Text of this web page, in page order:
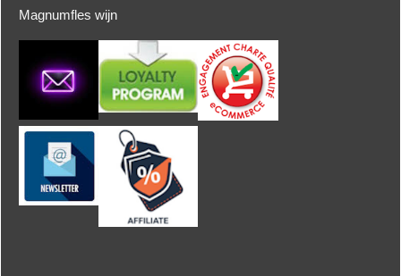
Magnumfles wijn